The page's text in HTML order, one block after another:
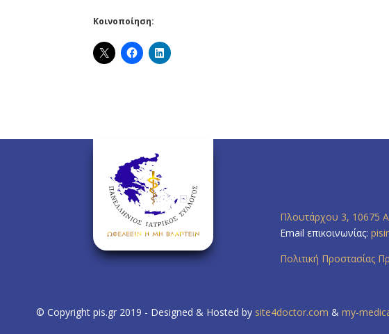
Κοινοποίηση:
Πλουτάρχου 3, 10675
Email επικοινωνίας:
Πολιτική Προστασίας
© Copyright pis.gr 2019 - Designed & Hosted by site4doctor.com & my-